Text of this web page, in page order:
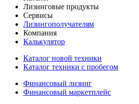
Лизинговые продукты
Сервисы
Лизингополучателям
Компания
Калькулятор
Каталог новой техники
Каталог техники с пробегом
Финансовый лизинг
Финансовый маркетплейс